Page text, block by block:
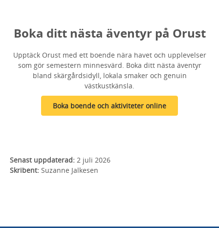
Boka ditt nästa äventyr på Orust
Upptäck Orust med ett boende nära havet och upplevelser
som gör semestern minnesvärd. Boka ditt nästa äventyr
bland skärgårdsidyll, lokala smaker och genuin
västkustkänsla.
Boka boende och aktiviteter online
Senast uppdaterad: 2 juli 2026
Skribent: Suzanne Jalkesen